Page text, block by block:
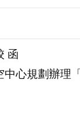
函
心規劃辦理